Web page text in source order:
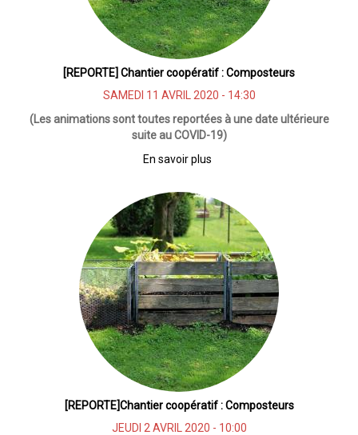
[REPORTE] Chantier coopératif : Composteurs
SAMEDI 11 AVRIL 2020 - 14:30
(Les animations sont toutes reportées à une date ultérieure
suite au COVID-19)
En savoir plus
coopératif
:
Composteurs
[REPORTE]Chantier coopératif : Composteurs
JEUDI 2 AVRIL 2020 - 10:00